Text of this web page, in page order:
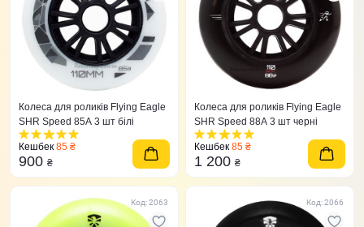
Колеса для роликів Flying Eagle
SHR Speed 85A 3 шт білі
Кешбек 85 ₴
900 ₴
Колеса для роликів Flying Eagle
SHR Speed 88A 3 шт черні
Кешбек 85 ₴
1 200 ₴
Код: 2063 Код: 2066